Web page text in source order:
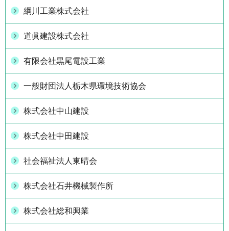
綱川工業株式会社
道眞建設株式会社
有限会社黒尾電設工業
一般財団法人栃木県環境技術協会
株式会社中山建設
株式会社中田建設
社会福祉法人東晴会
株式会社石井機械製作所
株式会社総和興業